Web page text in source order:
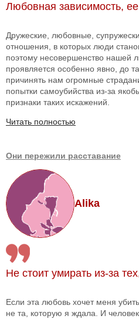
Любовная зависимость,
Дружеские, любовные,
отношения, в которых люди
поэтому несовершенство нашей
проявляется особенно явно, до
причинять нам огромные
попытки самоубийства из-за
признаки таких искажений.
Читать полностью
Они пережили расставание
Alika
Не стоит умирать из-за
Если эта любовь хочет меня
не та, которую я ждала. И